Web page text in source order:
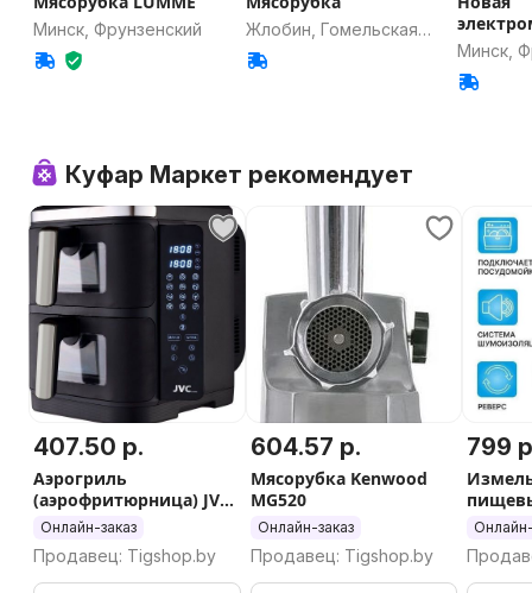
Минск, Фрунзенский
Жлобин, Гомельская
область
Минск,
Куфар Маркет рекомендует
407.50 р.
Аэрогриль
(аэрофритюрница) JVC
JK-MB105
Онлайн-заказ
Продавец: Tigshop.by
604.57 р.
Мясорубка Kenwood
MG520
Онлайн-заказ
Продавец: Tigshop.by
799
Titan